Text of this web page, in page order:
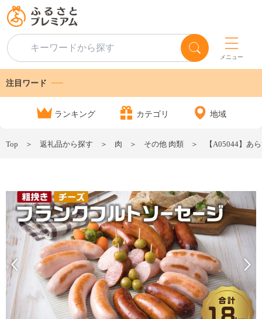
メニュー
注目ワード
ランキング カテゴリ 地域
Top 返礼品から探す 肉 その他 肉類 【A05044】あ